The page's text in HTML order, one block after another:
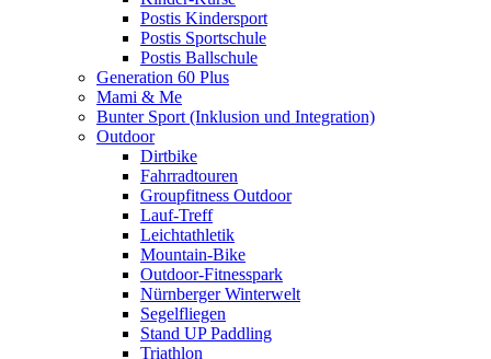
Postis Kindersport
Postis Sportschule
Postis Ballschule
Generation 60 Plus
Mami & Me
Bunter Sport (Inklusion und Integration)
Outdoor
Dirtbike
Fahrradtouren
Groupfitness Outdoor
Lauf-Treff
Leichtathletik
Mountain-Bike
Outdoor-Fitnesspark
Nürnberger Winterwelt
Segelfliegen
Stand UP Paddling
Triathlon